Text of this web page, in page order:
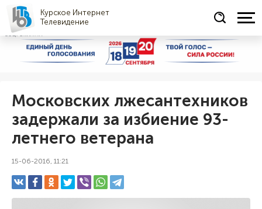
Курское Интернет
Телевидение
СОЦРЕКЛАМА
Московских лжесантехников
задержали за избиение 93-
летнего ветерана
15-06-2016, 11:21